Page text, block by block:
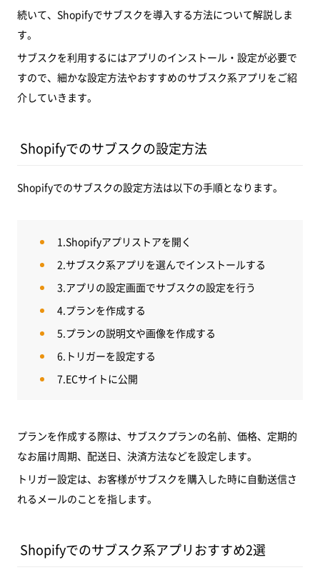
続いて、Shopifyでサブスクを導入する方法について解説しま
す。
サブスクを利用するにはアプリのインストール・設定が必要で
すので、細かな設定方法やおすすめのサブスク系アプリをご紹
介していきます。
Shopifyでのサブスクの設定方法
Shopifyでのサブスクの設定方法は以下の手順となります。
1.Shopifyアプリストアを開く
2.サブスク系アプリを選んでインストールする
3.アプリの設定画面でサブスクの設定を行う
4.プランを作成する
5.プランの説明文や画像を作成する
6.トリガーを設定する
7.ECサイトに公開
プランを作成する際は、サブスクプランの名前、価格、定期的
なお届け周期、配送日、決済方法などを設定します。
トリガー設定は、お客様がサブスクを購入した時に自動送信さ
れるメールのことを指します。
Shopifyでのサブスク系アプリおすすめ2選